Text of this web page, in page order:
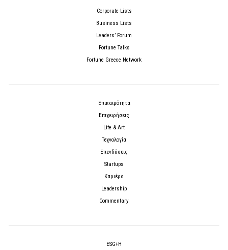
Corporate Lists
Business Lists
Leaders’ Forum
Fortune Talks
Fortune Greece Network
Επικαιρότητα
Επιχειρήσεις
Life & Art
Τεχνολογία
Επενδύσεις
Startups
Καριέρα
Leadership
Commentary
ESG+H